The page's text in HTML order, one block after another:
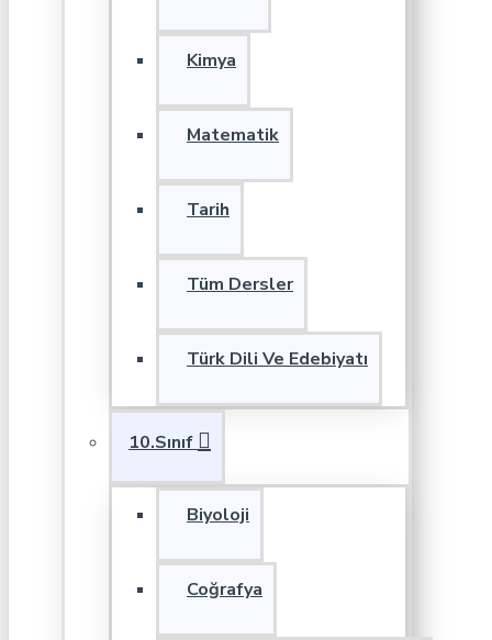
Kimya
Matematik
Tarih
Tüm Dersler
Türk Dili Ve Edebiyatı
10.Sınıf
Biyoloji
Coğrafya